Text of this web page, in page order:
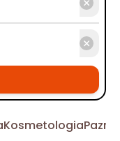
Kosmetologia